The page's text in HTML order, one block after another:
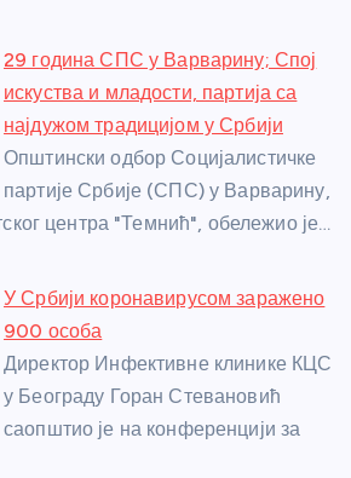
29 година СПС у Варварину; Спој
искуства и младости, партија са
најдужом традицијом у Србији
Општински одбор Социјалистичке
партије Србије (СПС) у Варварину,
центра "Темнић", обележио је…
У Србији коронавирусом заражено
900 особа
Директор Инфективне клинике КЦС
у Београду Горан Стевановић
саопштио је на конференцији за